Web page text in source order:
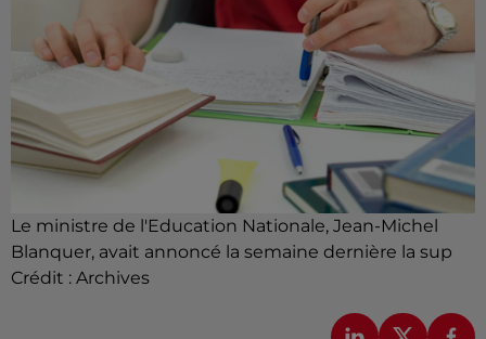
Le ministre de l'Education Nationale, Jean-Michel
Blanquer, avait annoncé la semaine dernière la sup
Crédit : Archives